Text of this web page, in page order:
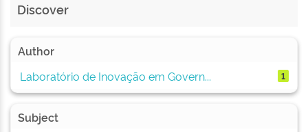
Discover
Author
Laboratório de Inovação em Govern...
1
Subject